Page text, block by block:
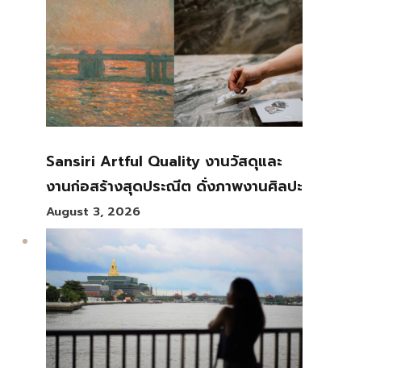
Sansiri Artful Quality งานวัสดุและ
งานก่อสร้างสุดประณีต ดั่งภาพงานศิลปะ
August 3, 2026